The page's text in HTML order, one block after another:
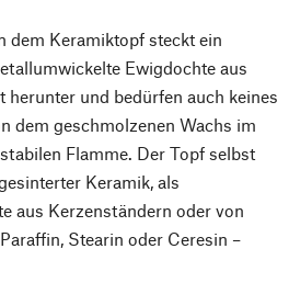
dem Keramiktopf steckt ein
Ewigdochte aus
und bedürfen auch keines
dem geschmolzenen Wachs im
Flamme. Der Topf selbst
Keramik, als
aus Kerzenständern oder von
Stearin oder Ceresin –